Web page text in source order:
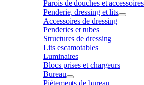
Parois de douches et accessoires
Penderie, dressing et lits
Accessoires de dressing
Penderies et tubes
Structures de dressing
Lits escamotables
Luminaires
Blocs prises et chargeurs
Bureau
Piétements de bureau